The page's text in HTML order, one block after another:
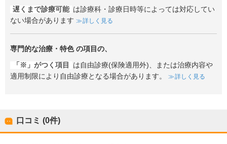
遅くまで診療可能 は診療科・診療日時等によっては対応してい
ない場合があります
詳しく見る
専門的な治療・特色の項目の、
「※」がつく項目
は自由診療(保険適用外)、または治療内容や
適用制限により自由診療となる場合があります。
詳しく見る
口コミ (0件)